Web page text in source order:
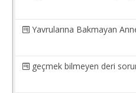
Yavrularına Bakmayan
geçmek bilmeyen deri